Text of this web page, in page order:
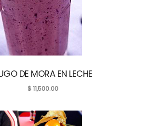
DE MORA EN LECHE
$11,500.00